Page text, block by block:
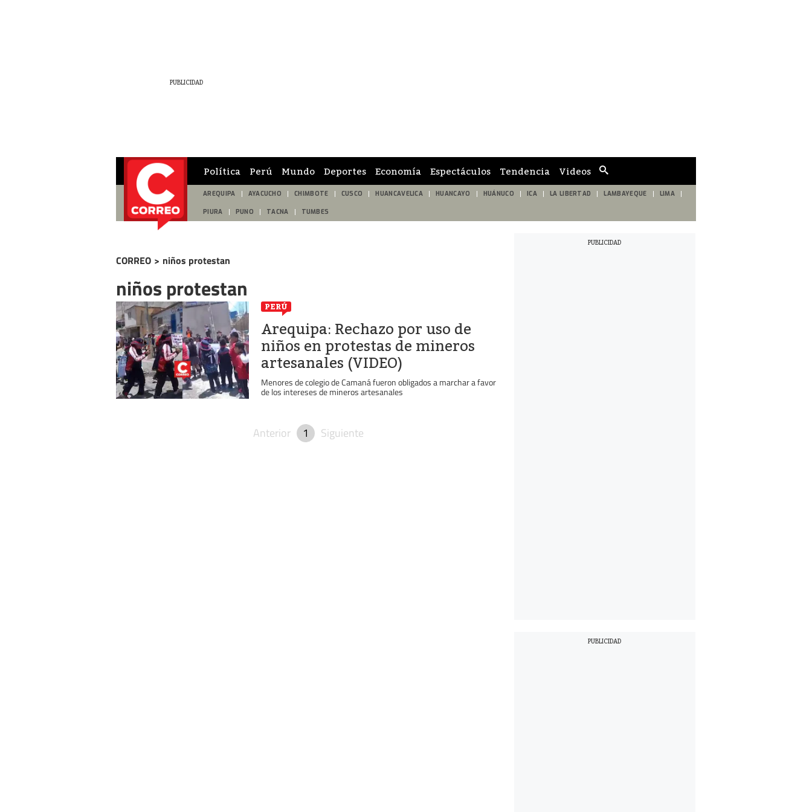
de
búsqueda
Política Perú Mundo Deportes Economía Espectáculos Tendencia Videos
AREQUIPA AYACUCHO CHIMBOTE CUSCO HUANCAVELICA HUANCAYO HUÁNUCO ICA LA LIBERTAD LAMBAYEQUE LIMA
PIURA PUNO TACNA TUMBES
CORREO > niños protestan
niños protestan
PERÚ
Arequipa: Rechazo por uso de
niños en protestas de mineros
artesanales (VIDEO)
Menores de colegio de Camaná fueron obligados a marchar a favor
de los intereses de mineros artesanales
Anterior 1 Siguiente